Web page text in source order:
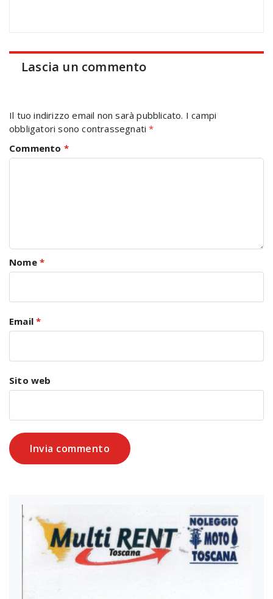
Lascia un commento
Il tuo indirizzo email non sarà pubblicato. I campi
obbligatori sono contrassegnati*
Commento *
Nome *
Email*
Sito web